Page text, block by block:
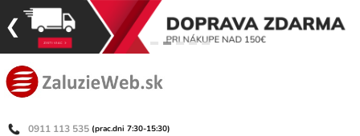
0911 113 535 (prac.dni 7:30-15:30)